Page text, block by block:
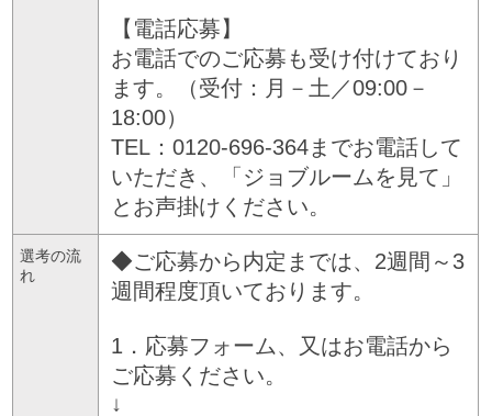
【電話応募】
お電話でのご応募も受け付けており
ます。（受付：月－土／09:00－
18:00）
TEL：0120-696-364までお電話して
いただき、「ジョブルームを見て」
とお声掛けください。
選考の流
れ
◆ご応募から内定までは、2週間～3
週間程度頂いております。
1．応募フォーム、又はお電話から
ご応募ください。
↓